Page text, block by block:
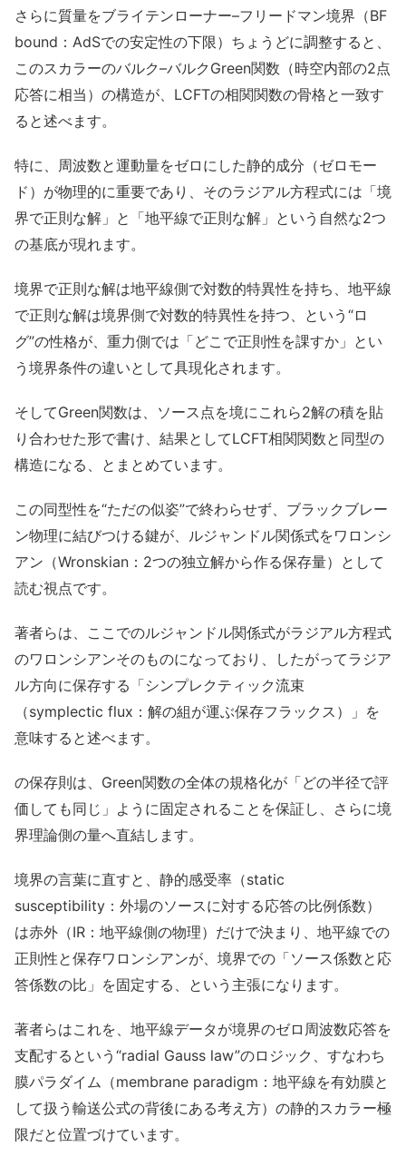
さらに質量をブライテンローナー–フリードマン境界（BF
bound：AdSでの安定性の下限）ちょうどに調整すると、
このスカラーのバルク–バルクGreen関数（時空内部の2点
応答に相当）の構造が、LCFTの相関関数の骨格と一致す
ると述べます。
特に、周波数と運動量をゼロにした静的成分（ゼロモー
ド）が物理的に重要であり、そのラジアル方程式には「境
界で正則な解」と「地平線で正則な解」という自然な2つ
の基底が現れます。
境界で正則な解は地平線側で対数的特異性を持ち、地平線
で正則な解は境界側で対数的特異性を持つ、という“ロ
グ”の性格が、重力側では「どこで正則性を課すか」とい
う境界条件の違いとして具現化されます。
そしてGreen関数は、ソース点を境にこれら2解の積を貼
り合わせた形で書け、結果としてLCFT相関関数と同型の
構造になる、とまとめています。
この同型性を“ただの似姿”で終わらせず、ブラックブレー
ン物理に結びつける鍵が、ルジャンドル関係式をワロンシ
アン（Wronskian：2つの独立解から作る保存量）として
読む視点です。
著者らは、ここでのルジャンドル関係式がラジアル方程式
のワロンシアンそのものになっており、したがってラジア
ル方向に保存する「シンプレクティック流束
（symplectic flux：解の組が運ぶ保存フラックス）」を
意味すると述べます。
の保存則は、Green関数の全体の規格化が「どの半径で評
価しても同じ」ように固定されることを保証し、さらに境
界理論側の量へ直結します。
境界の言葉に直すと、静的感受率（static
susceptibility：外場のソースに対する応答の比例係数）
は赤外（IR：地平線側の物理）だけで決まり、地平線での
正則性と保存ワロンシアンが、境界での「ソース係数と応
答係数の比」を固定する、という主張になります。
著者らはこれを、地平線データが境界のゼロ周波数応答を
支配するという“radial Gauss law”のロジック、すなわち
膜パラダイム（membrane paradigm：地平線を有効膜と
して扱う輸送公式の背後にある考え方）の静的スカラー極
限だと位置づけています。